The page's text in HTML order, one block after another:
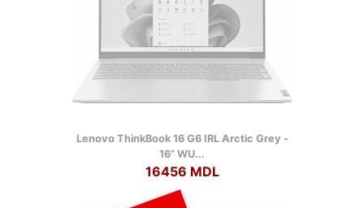
Lenovo ThinkBook 16 G6 IRL Arctic Grey -
16” WU...
16456 MDL